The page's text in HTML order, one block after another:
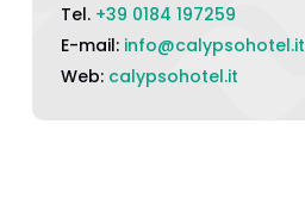
Tel. +39 0184 197259
E-mail: info@calypsohotel.it
Web: calypsohotel.it